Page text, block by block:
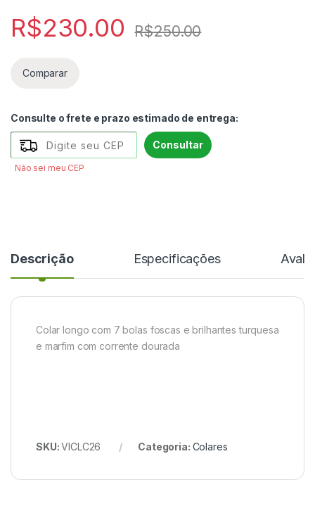
R$230.00 R$250.00
Comparar
Consulte o frete e prazo estimado de entrega:
Consultar
Não sei meu CEP
Descrição Especificações
Colar longo com 7 bolas foscas e brilhantes turquesa
e marfim com corrente dourada
SKU:VICLC26 Categoria: Colares